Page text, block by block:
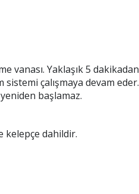
vanası. Yaklaşık 5
çalışmaya devam
başlamaz.
kelepçe dahildir.